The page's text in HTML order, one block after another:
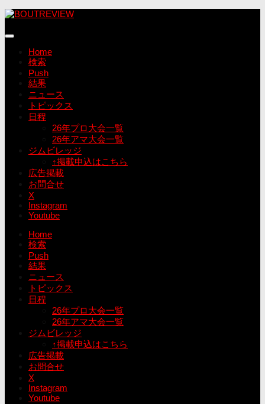
コ
テ
Home
検索
Push
結果
ニュース
トピックス
日程
26年プロ大会一覧
26年アマ大会一覧
ジムビレッジ
↑掲載申込はこちら
広告掲載
お問合せ
X
Instagram
Youtube
Home
検索
Push
結果
ニュース
トピックス
日程
26年プロ大会一覧
26年アマ大会一覧
ジムビレッジ
↑掲載申込はこちら
広告掲載
お問合せ
X
Instagram
Youtube